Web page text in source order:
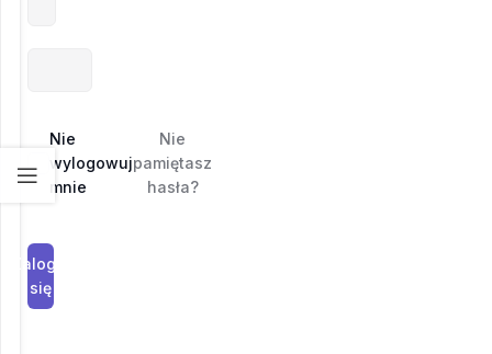
Nie
wylogowuj
mnie
Nie
pamiętasz
hasła?
Zaloguj
się